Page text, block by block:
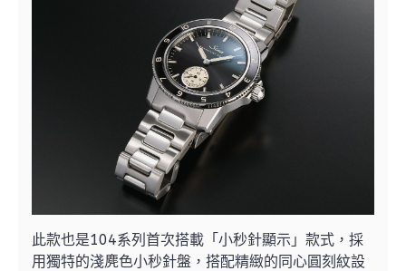
此款也是104系列首次搭載「小秒針顯示」款式，採
用獨特的淺麂色小秒針盤，搭配精緻的同心圓刻紋設